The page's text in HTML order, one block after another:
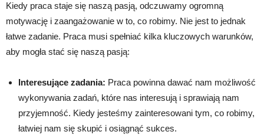
Kiedy praca staje się naszą pasją, odczuwamy ogromną
motywację i zaangażowanie w to, co robimy. Nie jest to jednak
łatwe zadanie. Praca musi spełniać kilka kluczowych warunków,
aby mogła stać się naszą pasją:
Interesujące zadania: Praca powinna dawać nam możliwość
wykonywania zadań, które nas interesują i sprawiają nam
przyjemność. Kiedy jesteśmy zainteresowani tym, co robimy,
łatwiej nam się skupić i osiągnąć sukces.